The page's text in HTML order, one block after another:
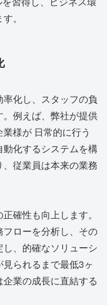
。
化し、スタッフの負
例えば、弊社が提供
様が 日常的に行う
化するシステムを構
従業員は本来の業務
確性も向上します。
ローを分析し、その
、的確なソリューシ
られるまで最低3ヶ
業の成長に直結する